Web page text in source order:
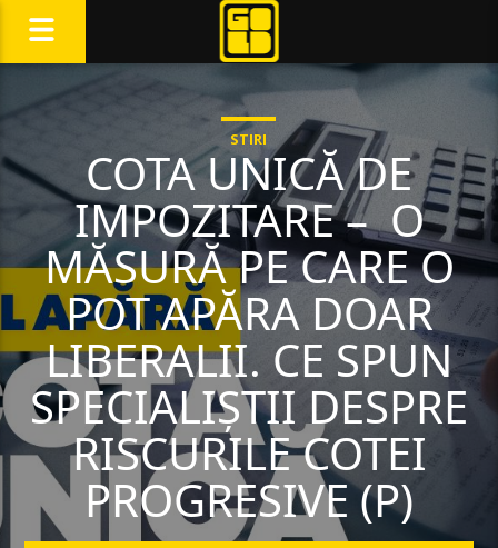
STIRI
COTA UNICĂ DE
IMPOZITARE – O
MĂSURĂ PE CARE O
POT APĂRA DOAR
LIBERALII. CE SPUN
SPECIALIȘTII DESPRE
RISCURILE COTEI
PROGRESIVE (P)